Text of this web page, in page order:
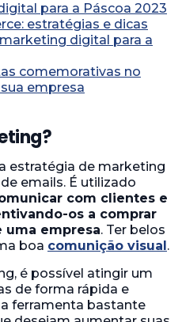
para a Páscoa 2023
estratégias e dicas
digital para a
comemorativas no
empresa
estratégia de marketing
emails. É utilizado
com clientes e
os a comprar
uma empresa. Ter belos
boa comunição visual .
é possível atingir um
de forma rápida e
ferramenta bastante